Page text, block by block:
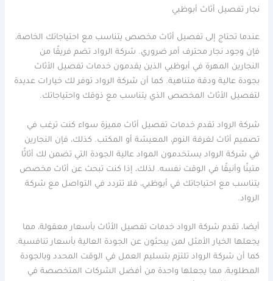
نجار تفصيل أثاث أبوظبي
عندما تحتاج إلى تفصيل أثاث مخصص يتناسب مع احتياجاتك الخاصة،
فإن وجود نجار محترف أمر ضروري. شركة الرواد تضم فريقًا من
النجارين المهرة في أبوظبي الذين يقدمون خدمات تفصيل الأثاث
بجودة عالية ودقة متناهية. كما أن شركة الرواد توفر لك خيارات عديدة
لتفصيل الأثاث المخصص الذي يتناسب مع ذوقك واحتياجاتك.
شركة الرواد تقدم خدمات تفصيل أثاث مميزة سواء كنت ترغب في
تصميم أثاث لغرفة النوم، المعيشة أو المكتب. كذلك، فإن النجارين
في شركة الرواد يستخدمون المواد عالية الجودة التي تضمن لك أثاثًا
متينًا وأنيقًا في الوقت نفسه. لذلك، إذا كنت تبحث عن أثاث مخصص
يتناسب مع احتياجاتك في أبوظبي، فلا تتردد في التواصل مع شركة
الرواد.
أيضا، تقدم شركة الرواد خدمات تفصيل الأثاث بأسعار معقولة، مما
يجعلها الخيار الأمثل لمن يبحثون عن الجودة العالية بأسعار تنافسية.
كما أن شركة الرواد تلتزم بتسليم العمل في الوقت المحدد وبالجودة
المطلوبة، مما يجعلها واحدة من أفضل الشركات المتخصصة في